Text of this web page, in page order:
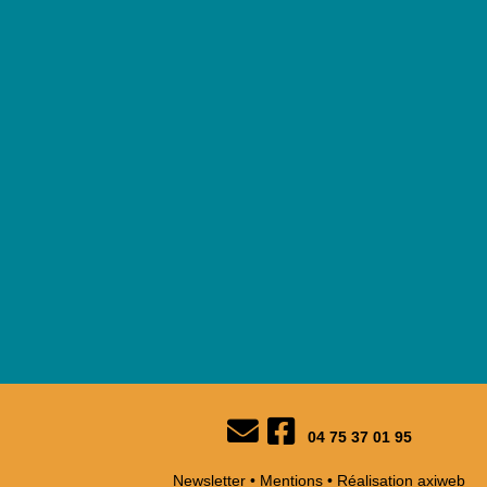
04 75 37 01 95
Newsletter • Mentions • Réalisation axiweb